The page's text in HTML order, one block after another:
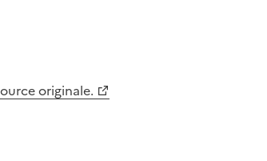
originale.